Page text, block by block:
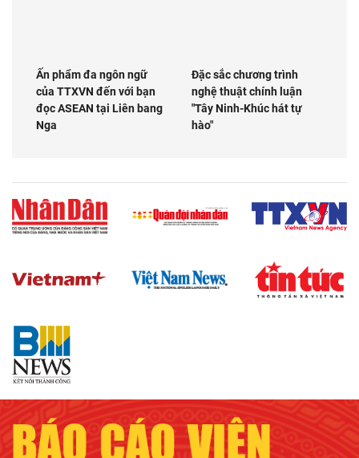
Ấn phẩm đa ngôn ngữ
của TTXVN đến với bạn
đọc ASEAN tại Liên bang
Nga
Đặc sắc chương trình
nghệ thuật chính luận
"Tây Ninh-Khúc hát tự
hào"